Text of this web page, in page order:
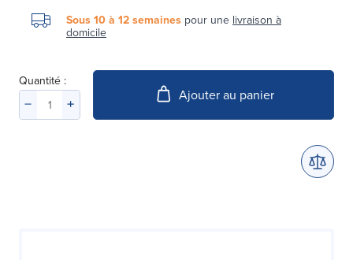
Sous 10 à 12 semaines pour une livraison à
domicile
Quantité :
Ajouter au panier